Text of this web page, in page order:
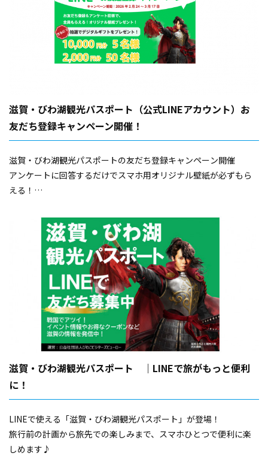
滋賀・びわ湖観光パスポート（公式LINEアカウント）お
友だち登録キャンペーン開催！
滋賀・びわ湖観光パスポートの友だち登録キャンペーン開催
アンケートに回答するだけでスマホ用オリジナル壁紙が必ずもら
える！
滋賀・びわ湖観光パスポート ｜LINEで旅がもっと便利
に！
LINEで使える「滋賀・びわ湖観光パスポート」が登場！
旅行前の計画から旅先での楽しみまで、スマホひとつで便利に楽
しめます♪